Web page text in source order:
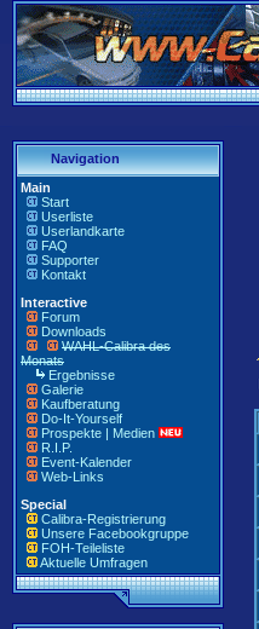
Navigation
Main
Start
Userliste
Userlandkarte
FAQ
Supporter
Kontakt
Interactive
Forum
Downloads
WAHL-Calibra des
Monats
Ergebnisse
Galerie
Kaufberatung
Do-It-Yourself
Prospekte | Medien
R.I.P.
Event-Kalender
Web-Links
Special
Calibra-Registrierung
Unsere Facebookgruppe
FOH-Teileliste
Aktuelle Umfragen